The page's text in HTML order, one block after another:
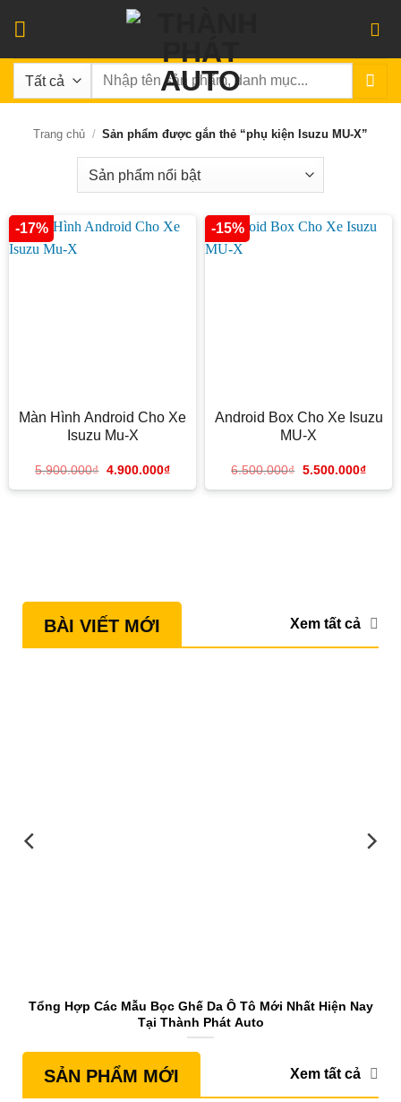
qua
nội
dung
Tìm
Trang chủ / Sản phẩm được gắn thẻ “phụ kiện Isuzu MU-X”
-17%
Màn Hình Android Cho Xe
Isuzu Mu-X
5.900.000₫ 4.900.000₫
-15%
Android Box Cho Xe Isuzu
MU-X
6.500.000₫ 5.500.000₫
BÀI VIẾT MỚI Xem tất cả
Tổng Hợp Các Mẫu Bọc Ghế Da Ô Tô Mới Nhất Hiện Nay
Tại Thành Phát Auto
SẢN PHẨM MỚI Xem tất cả